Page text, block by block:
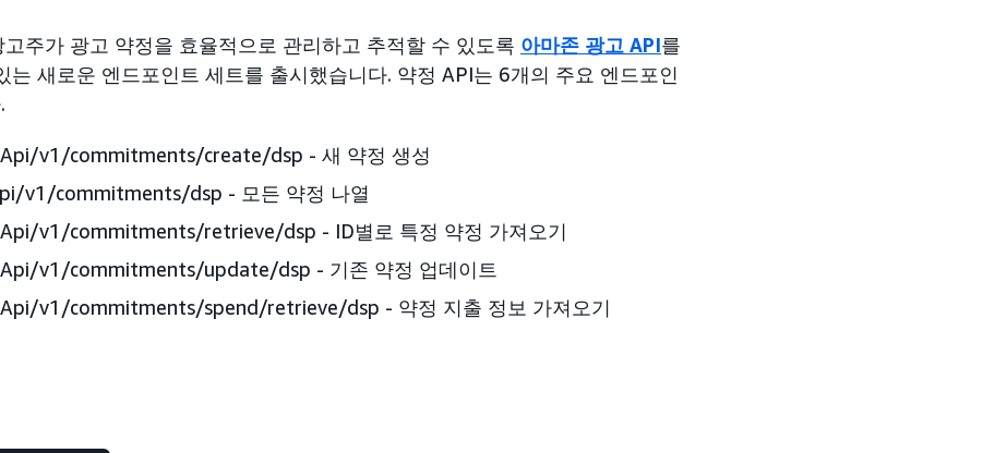
고주가 광고 약정을 효율적으로 관리하고 추적할 수 있도록 아마존 광고 API를
는 새로운 엔드포인트 세트를 출시했습니다. 약정 API는 6개의 주요 엔드포인
v1/commitments/create/dsp - 새 약정 생성
v1/commitments/dsp - 모든 약정 나열
v1/commitments/retrieve/dsp - ID별로 특정 약정 가져오기
v1/commitments/update/dsp - 기존 약정 업데이트
v1/commitments/spend/retrieve/dsp - 약정 지출 정보 가져오기